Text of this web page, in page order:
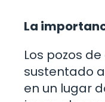
La
Los pozos
sustentado
en un lugar